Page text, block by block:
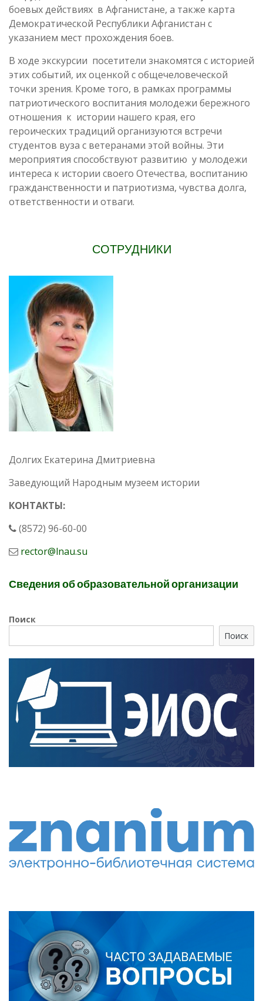
боевых действиях в Афганистане, а также карта
Демократической Республики Афганистан с
указанием мест прохождения боев.
В ходе экскурсии посетители знакомятся с историей
этих событий, их оценкой с общечеловеческой
точки зрения. Кроме того, в рамках программы
патриотического воспитания молодежи бережного
отношения к истории нашего края, его
героических традиций организуются встречи
студентов вуза с ветеранами этой войны. Эти
мероприятия способствуют развитию у молодежи
интереса к истории своего Отечества, воспитанию
гражданственности и патриотизма, чувства долга,
ответственности и отваги.
СОТРУДНИКИ
Долгих Екатерина Дмитриевна
Заведующий Народным музеем истории
КОНТАКТЫ:
(8572) 96-60-00
rector@lnau.su
Сведения об образовательной организации
Поиск
Поиск